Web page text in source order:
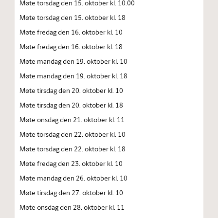
Møte torsdag den 15. oktober kl. 10.00
Møte torsdag den 15. oktober kl. 18
Møte fredag den 16. oktober kl. 10
Møte fredag den 16. oktober kl. 18
Møte mandag den 19. oktober kl. 10
Møte mandag den 19. oktober kl. 18
Møte tirsdag den 20. oktober kl. 10
Møte tirsdag den 20. oktober kl. 18
Møte onsdag den 21. oktober kl. 11
Møte torsdag den 22. oktober kl. 10
Møte torsdag den 22. oktober kl. 18
Møte fredag den 23. oktober kl. 10
Møte mandag den 26. oktober kl. 10
Møte tirsdag den 27. oktober kl. 10
Møte onsdag den 28. oktober kl. 11